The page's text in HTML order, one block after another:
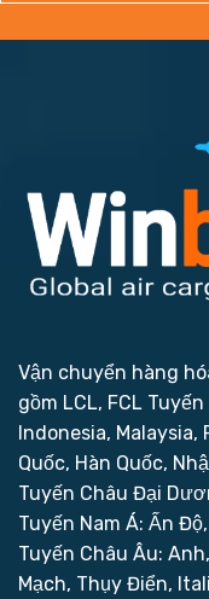
Vận chuyển hàng
gồm LCL, FCL Tuyến
Indonesia, Malaysia,
Quốc, Hàn Quốc,
Tuyến Châu Đại
Tuyến Nam Á: Ấn
Tuyến Châu Âu:
Mạch, Thụy Điển,